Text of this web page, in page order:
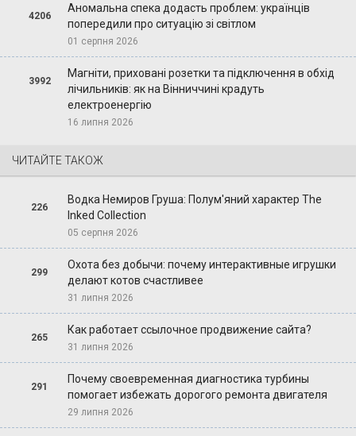
4206
Аномальна спека додасть проблем: українців
попередили про ситуацію зі світлом
01 серпня 2026
3992
Магніти, приховані розетки та підключення в обхід
лічильників: як на Вінниччині крадуть
електроенергію
16 липня 2026
ЧИТАЙТЕ ТАКОЖ
226
Водка Немиров Груша: Полум'яний характер The
Inked Collection
05 серпня 2026
299
Охота без добычи: почему интерактивные игрушки
делают котов счастливее
31 липня 2026
265
Как работает ссылочное продвижение сайта?
31 липня 2026
291
Почему своевременная диагностика турбины
помогает избежать дорогого ремонта двигателя
29 липня 2026